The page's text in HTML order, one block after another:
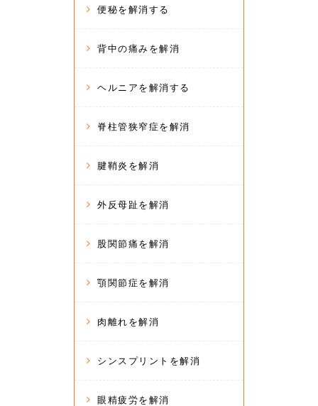
便秘を解消する
背中の痛みを解消
ヘルニアを解消する
脊柱管狭窄症を解消
腱鞘炎を解消
外反母趾を解消
股関節痛を解消
顎関節症を解消
肉離れを解消
シンスプリントを解消
眼精疲労を解消